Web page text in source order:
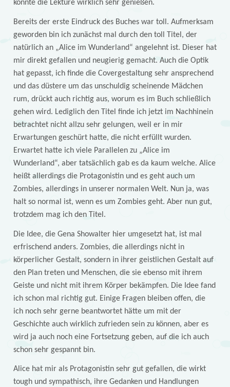
konnte die Lektüre wirklich sehr genießen.
Bereits der erste Eindruck des Buches war toll. Aufmerksam
geworden bin ich zunächst mal durch den toll Titel, der
natürlich an „Alice im Wunderland“ angelehnt ist. Dieser hat
mir direkt gefallen und neugierig gemacht. Auch die Optik
hat gepasst, ich finde die Covergestaltung sehr ansprechend
und das düstere um das unschuldig scheinende Mädchen
rum, drückt auch richtig aus, worum es im Buch schließlich
gehen wird. Lediglich den Titel finde ich jetzt im Nachhinein
betrachtet nicht allzu sehr gelungen, weil er in mir
Erwartungen geschürt hatte, die nicht erfüllt wurden.
Erwartet hatte ich viele Parallelen zu „Alice im
Wunderland“, aber tatsächlich gab es da kaum welche. Alice
heißt allerdings die Protagonistin und es geht auch um
Zombies, allerdings in unserer normalen Welt. Nun ja, was
halt so normal ist, wenn es um Zombies geht. Aber nun gut,
trotzdem mag ich den Titel.
Die Idee, die Gena Showalter hier umgesetzt hat, ist mal
erfrischend anders. Zombies, die allerdings nicht in
körperlicher Gestalt, sondern in ihrer geistlichen Gestalt auf
den Plan treten und Menschen, die sie ebenso mit ihrem
Geiste und nicht mit ihrem Körper bekämpfen. Die Idee fand
ich schon mal richtig gut. Einige Fragen bleiben offen, die
ich noch sehr gerne beantwortet hätte um mit der
Geschichte auch wirklich zufrieden sein zu können, aber es
wird ja auch noch eine Fortsetzung geben, auf die ich auch
schon sehr gespannt bin.
Alice hat mir als Protagonistin sehr gut gefallen, die wirkt
tough und sympathisch, ihre Gedanken und Handlungen